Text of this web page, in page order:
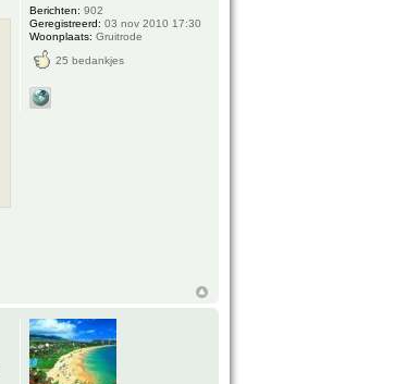
Berichten: 902
Geregistreerd: 03 nov 2010 17:30
Woonplaats: Gruitrode
25 bedankjes